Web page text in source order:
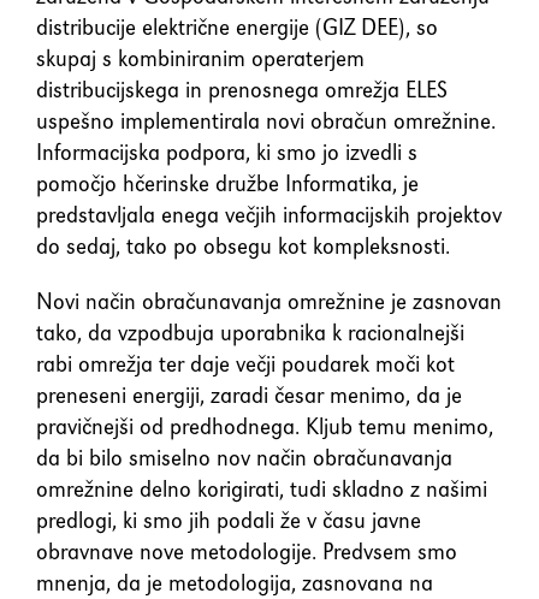
distribucije električne energije (GIZ DEE), so
skupaj s kombiniranim operaterjem
distribucijskega in prenosnega omrežja ELES
uspešno implementirala novi obračun omrežnine.
Informacijska podpora, ki smo jo izvedli s
pomočjo hčerinske družbe Informatika, je
predstavljala enega večjih informacijskih projektov
do sedaj, tako po obsegu kot kompleksnosti.
Novi način obračunavanja omrežnine je zasnovan
tako, da vzpodbuja uporabnika k racionalnejši
rabi omrežja ter daje večji poudarek moči kot
preneseni energiji, zaradi česar menimo, da je
pravičnejši od predhodnega. Kljub temu menimo,
da bi bilo smiselno nov način obračunavanja
omrežnine delno korigirati, tudi skladno z našimi
predlogi, ki smo jih podali že v času javne
obravnave nove metodologije. Predvsem smo
mnenja, da je metodologija, zasnovana na